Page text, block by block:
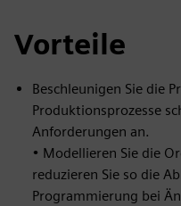
Vorteile
Beschleunigen Sie die
Produktionsprozesse
Anforderungen an.
• Modellieren Sie die
reduzieren Sie so die
Programmierung bei